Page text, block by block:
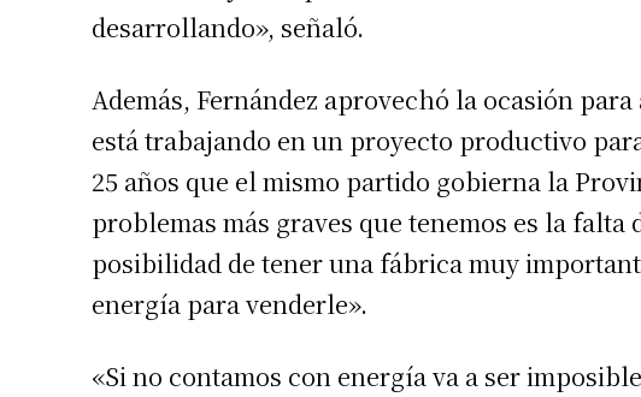
desarrollando», señaló.
Además, Fernández aprovechó la ocasión
está trabajando en un proyecto productivo
25 años que el mismo partido gobierna la
problemas más graves que tenemos es la
posibilidad de tener una fábrica muy
energía para venderle».
«Si no contamos con energía va a ser